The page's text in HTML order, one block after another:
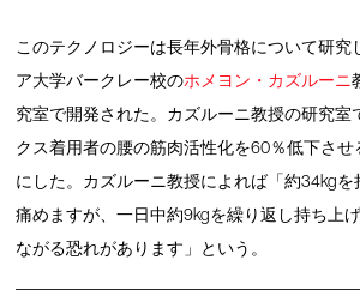
このテクノロジーは長年外骨格について研究
ア大学バークレー校のホメヨン・カズルーニ
究室で開発された。カズルーニ教授の研究室
クス着用者の腰の筋肉活性化を60％低下さ
にした。カズルーニ教授によれば「約34kg
痛めますが、一日中約9kgを繰り返し持ち上
ながる恐れがあります」という。